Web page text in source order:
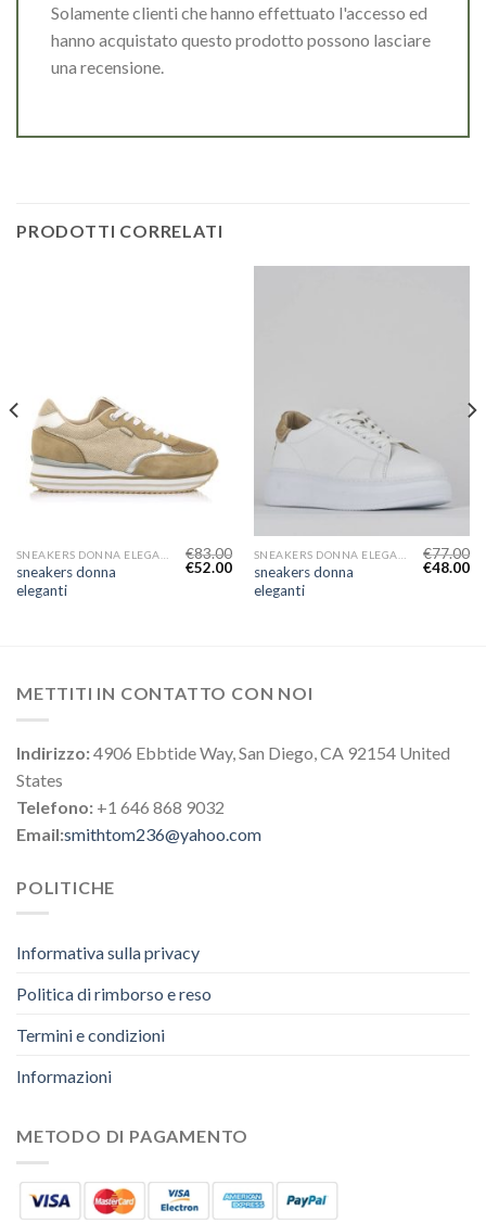
Solamente clienti che hanno effettuato l'accesso ed
hanno acquistato questo prodotto possono lasciare
una recensione.
PRODOTTI CORRELATI
sneakers donna
eleganti
€83.00
€52.00
sneakers donna
eleganti
€77.00
€48.00
METTITI IN CONTATTO CON NOI
Indirizzo:4906 Ebbtide Way, San Diego, CA 92154 United
States
Telefono: +1 646 868 9032
Email:smithtom236@yahoo.com
POLITICHE
Informativa sulla privacy
Politica di rimborso e reso
Termini e condizioni
Informazioni
METODO DI PAGAMENTO